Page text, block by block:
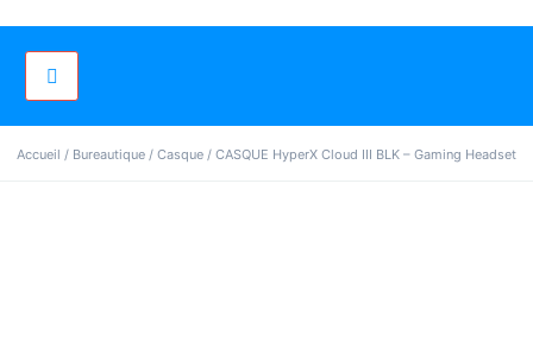
Accueil / Bureautique / Casque / CASQUE HyperX Cloud III BLK – Gaming Headset